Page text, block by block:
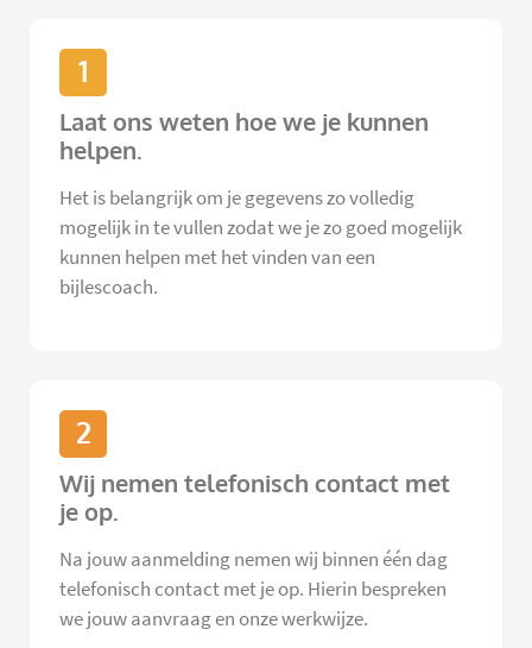
1
Laat ons weten hoe we je kunnen
helpen.
Het is belangrijk om je gegevens zo volledig
mogelijk in te vullen zodat we je zo goed mogelijk
kunnen helpen met het vinden van een
bijlescoach.
2
Wij nemen telefonisch contact met
je op.
Na jouw aanmelding nemen wij binnen één dag
telefonisch contact met je op. Hierin bespreken
we jouw aanvraag en onze werkwijze.